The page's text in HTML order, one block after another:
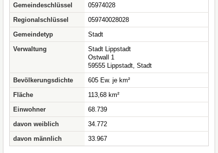
Gemeindeschlüssel
05974028
Regionalschlüssel
059740028028
Gemeindetyp
Stadt
Verwaltung
Stadt Lippstadt
Ostwall 1
59555 Lippstadt, Stadt
Bevölkerungsdichte
605 Ew. je km²
Fläche
113,68 km²
Einwohner
68.739
davon weiblich
34.772
davon männlich
33.967